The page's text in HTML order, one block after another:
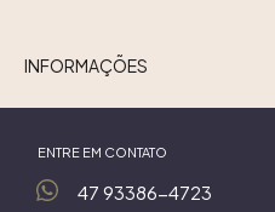
INFORMAÇÕES
ENTRE EM CONTATO
47 93386-4723